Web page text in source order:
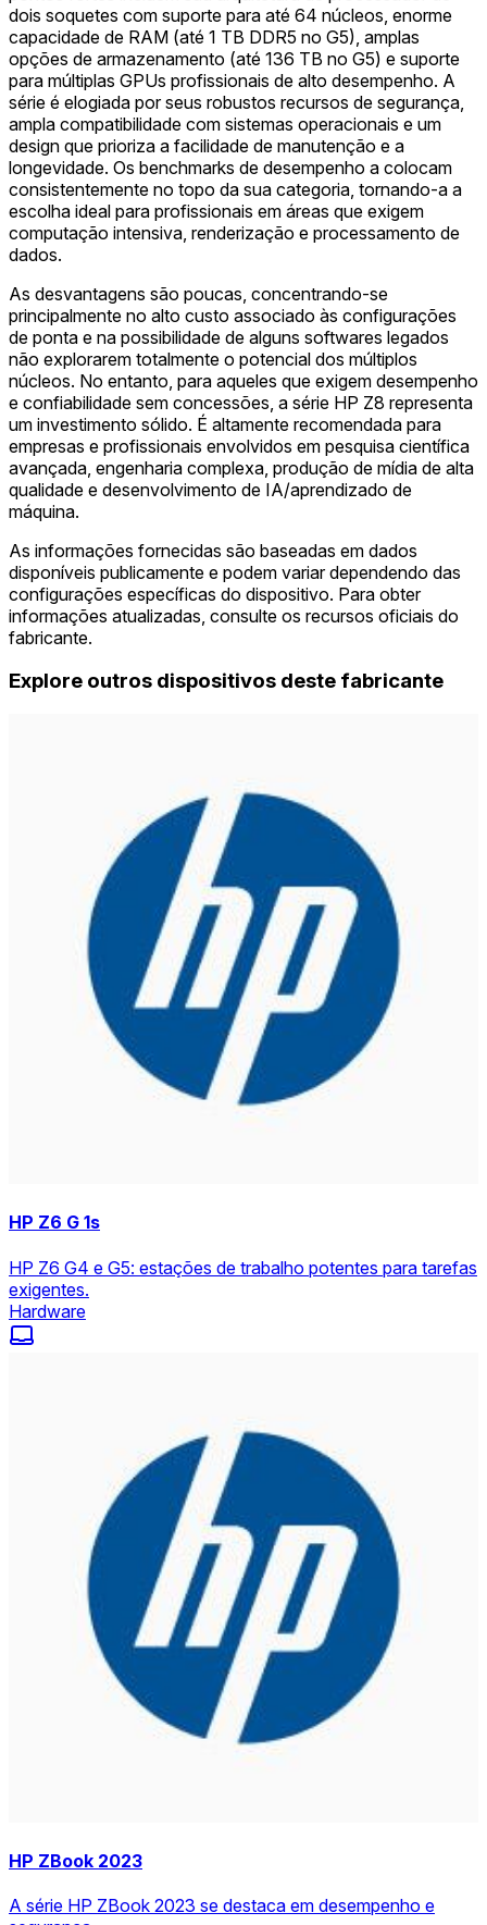
dois soquetes com suporte para até 64 núcleos, enorme
capacidade de RAM (até 1 TB DDR5 no G5), amplas
opções de armazenamento (até 136 TB no G5) e suporte
para múltiplas GPUs profissionais de alto desempenho. A
série é elogiada por seus robustos recursos de segurança,
ampla compatibilidade com sistemas operacionais e um
design que prioriza a facilidade de manutenção e a
longevidade. Os benchmarks de desempenho a colocam
consistentemente no topo da sua categoria, tornando-a a
escolha ideal para profissionais em áreas que exigem
computação intensiva, renderização e processamento de
dados.
As desvantagens são poucas, concentrando-se
principalmente no alto custo associado às configurações
de ponta e na possibilidade de alguns softwares legados
não explorarem totalmente o potencial dos múltiplos
núcleos. No entanto, para aqueles que exigem desempenho
e confiabilidade sem concessões, a série HP Z8 representa
um investimento sólido. É altamente recomendada para
empresas e profissionais envolvidos em pesquisa científica
avançada, engenharia complexa, produção de mídia de alta
qualidade e desenvolvimento de IA/aprendizado de
máquina.
As informações fornecidas são baseadas em dados
disponíveis publicamente e podem variar dependendo das
configurações específicas do dispositivo. Para obter
informações atualizadas, consulte os recursos oficiais do
fabricante.
Explore outros dispositivos deste fabricante
HP Z6 G 1s
HP Z6 G4 e G5: estações de trabalho potentes para tarefas
exigentes.
Hardware
HP ZBook 2023
A série HP ZBook 2023 se destaca em desempenho e